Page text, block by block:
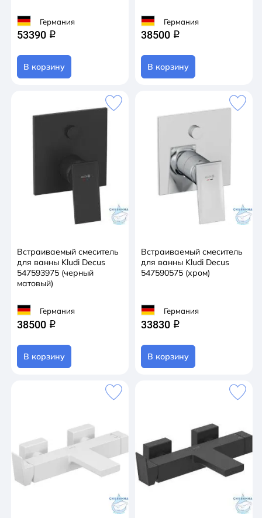
Германия
53390 q
В корзину
Германия
38500 q
В корзину
Встраиваемый смеситель
для ванны Kludi Decus
547593975 (черный
матовый)
Германия
38500 q
В корзину
Встраиваемый смеситель
для ванны Kludi Decus
547590575 (хром)
Германия
33830 q
В корзину